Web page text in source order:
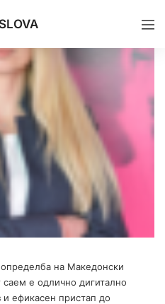
определба на Македонски
е одлично дигитално
ефикасен пристап до